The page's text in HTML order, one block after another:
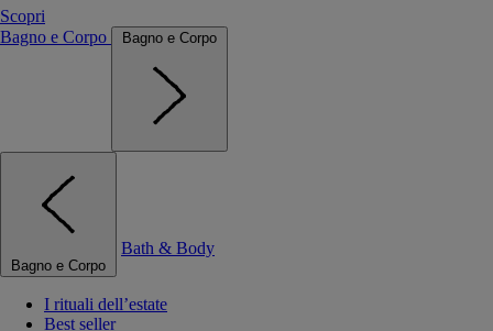
Scopri
Bagno e Corpo
Bagno e Corpo
Bagno e Corpo
Bath & Body
I rituali dell’estate
Best seller